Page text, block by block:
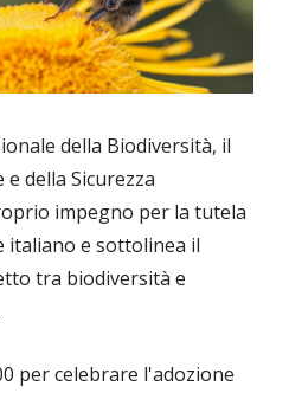
della Biodiversità, il
della Sicurezza
impegno per la tutela
e sottolinea il
tra biodiversità e
per celebrare l'adozione